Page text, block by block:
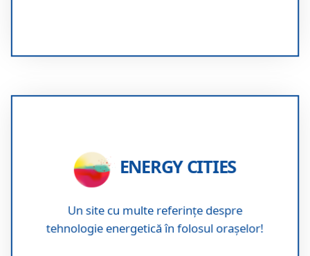
ENERGY CITIES
Un site cu multe referințe despre
tehnologie energetică în folosul orașelor!